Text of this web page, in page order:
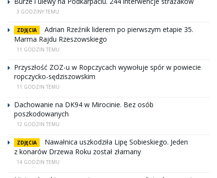
3 GODZINY TEMU
ZDJĘCIA
Adrian Rzeźnik liderem po pierwszym etapie 35.
Marma Rajdu Rzeszowskiego
11 GODZIN TEMU
Przyszłość ZOZ-u w Ropczycach wywołuje spór w powiecie
ropczycko-sędziszowskim
11 GODZIN TEMU
Dachowanie na DK94 w Mirocinie. Bez osób
poszkodowanych
12 GODZIN TEMU
ZDJĘCIA
Nawałnica uszkodziła Lipę Sobieskiego. Jeden
z konarów Drzewa Roku został złamany
14 GODZIN TEMU